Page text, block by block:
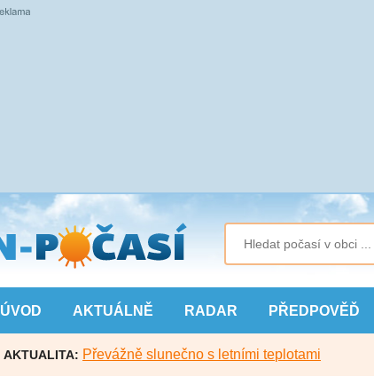
ÚVOD AKTUÁLNĚ RADAR PŘEDPOVĚĎ
AKTUALITA: Převážně slunečno s letními teplotami